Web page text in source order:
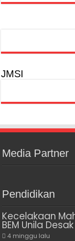
JMSI
Media Partner
Pendidikan
Kecelakaan
BEM Unila
4 minggu lalu